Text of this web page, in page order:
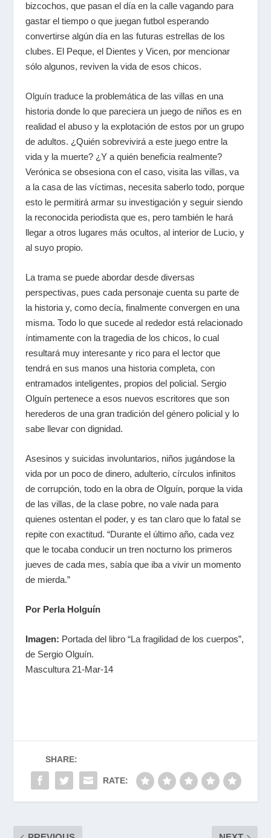
bizcochos, que pasan el día en la calle vagando para
gastar el tiempo o que juegan futbol esperando
convertirse algún día en las futuras estrellas de los
clubes. El Peque, el Dientes y Vicen, por mencionar
sólo algunos, reviven la vida de esos chicos.
Olguín traduce la problemática de las villas en una
historia donde lo que pareciera un juego de niños es en
realidad el abuso y la explotación de estos por un grupo
de adultos. ¿Quién sobrevivirá a este juego entre la
vida y la muerte? ¿Y a quién beneficia realmente?
Verónica se obsesiona con el caso, visita las villas, va
a la casa de las víctimas, necesita saberlo todo, porque
esto le permitirá armar su investigación y seguir siendo
la reconocida periodista que es, pero también le hará
llegar a otros lugares más ocultos, al interior de Lucio, y
al suyo propio.
La trama se puede abordar desde diversas
perspectivas, pues cada personaje cuenta su parte de
la historia y, como decía, finalmente convergen en una
misma. Todo lo que sucede al rededor está relacionado
íntimamente con la tragedia de los chicos, lo cual
resultará muy interesante y rico para el lector que
tendrá en sus manos una historia completa, con
entramados inteligentes, propios del policial. Sergio
Olguín pertenece a esos nuevos escritores que son
herederos de una gran tradición del género policial y lo
sabe llevar con dignidad.
Asesinos y suicidas involuntarios, niños jugándose la
vida por un poco de dinero, adulterio, círculos infinitos
de corrupción, todo en la obra de Olguín, porque la vida
de las villas, de la clase pobre, no vale nada para
quienes ostentan el poder, y es tan claro que lo fatal se
repite con exactitud. “Durante el último año, cada vez
que le tocaba conducir un tren nocturno los primeros
jueves de cada mes, sabía que iba a vivir un momento
de mierda.”
Por Perla Holguín
Imagen: Portada del libro “La fragilidad de los cuerpos”,
de Sergio Olguín.
Mascultura 21-Mar-14
SHARE:
RATE: